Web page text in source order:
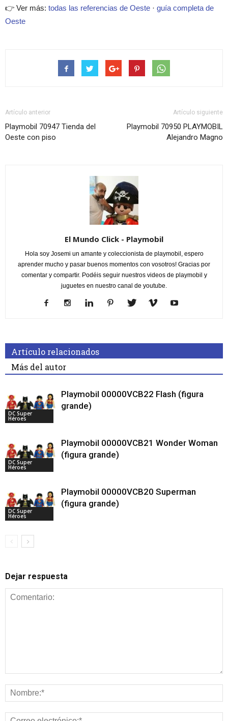
👉 Ver más: todas las referencias de Oeste · guía completa de
Oeste
Artículo anterior
Playmobil 70947 Tienda del
Oeste con piso
Artículo siguiente
Playmobil 70950 PLAYMOBIL
Alejandro Magno
El Mundo Click - Playmobil
Hola soy Josemi un amante y coleccionista de playmobil, espero
aprender mucho y pasar buenos momentos con vosotros! Gracias por
comentar y compartir. Podéis seguir nuestros videos de playmobil y
juguetes en nuestro canal de youtube.
Artículo relacionados
Más del autor
DC Super
Héroes
Playmobil 00000VCB22 Flash (figura
grande)
DC Super
Héroes
Playmobil 00000VCB21 Wonder Woman
(figura grande)
DC Super
Héroes
Playmobil 00000VCB20 Superman
(figura grande)
Dejar respuesta